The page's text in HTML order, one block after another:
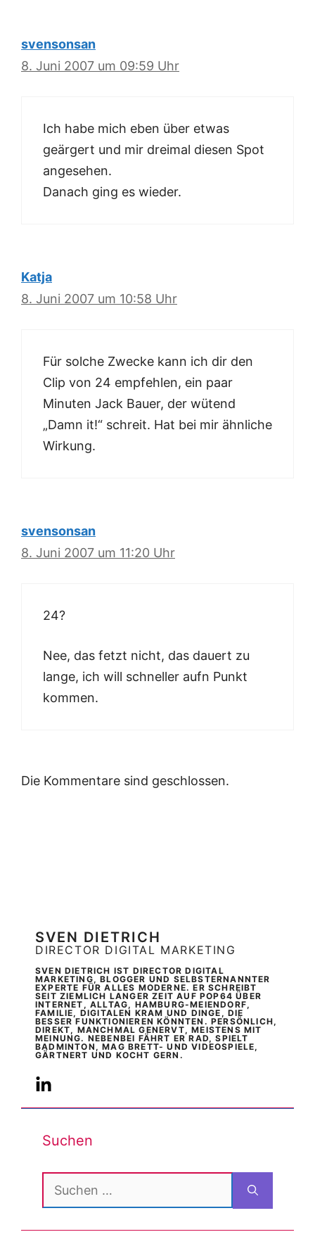
svensonsan
8. Juni 2007 um 09:59 Uhr
Ich habe mich eben über etwas
geärgert und mir dreimal diesen Spot
angesehen.
Danach ging es wieder.
Katja
8. Juni 2007 um 10:58 Uhr
Für solche Zwecke kann ich dir den
Clip von 24 empfehlen, ein paar
Minuten Jack Bauer, der wütend
„Damn it!“ schreit. Hat bei mir ähnliche
Wirkung.
svensonsan
8. Juni 2007 um 11:20 Uhr
24?
Nee, das fetzt nicht, das dauert zu
lange, ich will schneller aufn Punkt
kommen.
Die Kommentare sind geschlossen.
SVEN DIETRICH
DIRECTOR DIGITAL MARKETING
SVEN DIETRICH IST DIRECTOR DIGITAL
MARKETING, BLOGGER UND SELBSTERNANNTER
EXPERTE FÜR ALLES MODERNE. ER SCHREIBT
SEIT ZIEMLICH LANGER ZEIT AUF POP64 ÜBER
INTERNET, ALLTAG, HAMBURG-MEIENDORF,
FAMILIE, DIGITALEN KRAM UND DINGE, DIE
BESSER FUNKTIONIEREN KÖNNTEN. PERSÖNLICH,
DIREKT, MANCHMAL GENERVT, MEISTENS MIT
MEINUNG. NEBENBEI FÄHRT ER RAD, SPIELT
BADMINTON, MAG BRETT- UND VIDEOSPIELE,
GÄRTNERT UND KOCHT GERN.
Suchen
Suchen
nach: